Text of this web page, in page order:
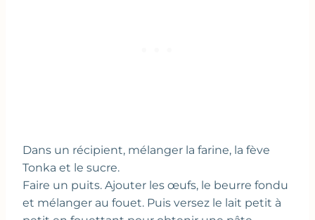
Dans un récipient, mélanger la farine, la fève
Tonka et le sucre.
Faire un puits. Ajouter les œufs, le beurre fondu
et mélanger au fouet. Puis versez le lait petit à